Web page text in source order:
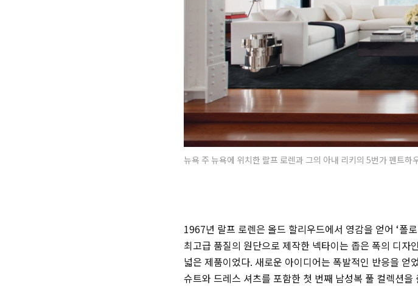
뉴욕 주 뉴욕에 위치한 랄프 로렌과 그의 아내 리키의 5번가 펜
1967년 랄프 로렌은 올드 할리우드에서 영감을 얻어 ‘폴
최고급 품질의 원단으로 제작한 넥타이는 좁은 폭의 디자
넓은 제품이었다. 새로운 아이디어는 폭발적인 반응을
슈트와 드레스 셔츠를 포함한 첫 번째 남성복 풀 컬렉션